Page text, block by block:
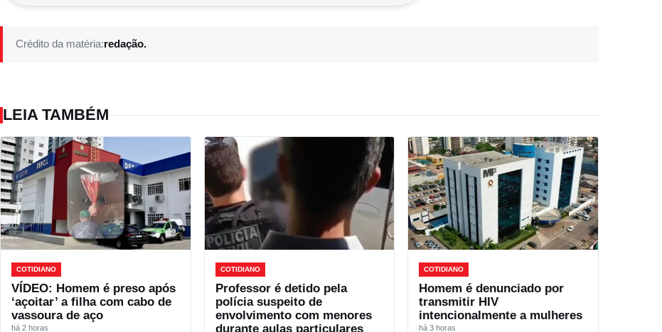
Crédito da matéria:redação.
LEIA TAMBÉM
COTIDIANO
VÍDEO: Homem é preso após
‘açoitar’ a filha com cabo de
vassoura de aço
há 2 horas
COTIDIANO
Professor é detido pela
polícia suspeito de
envolvimento com menores
durante aulas particulares
COTIDIANO
Homem é denunciado por
transmitir HIV
intencionalmente a mulheres
há 3 horas